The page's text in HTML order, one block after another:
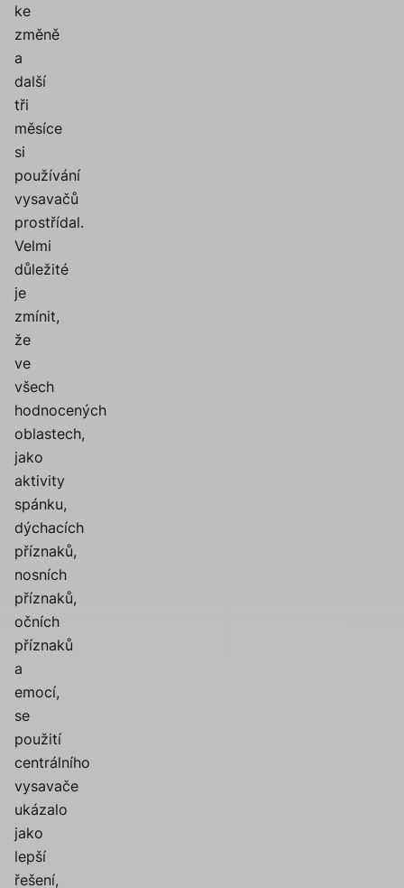
ke
změně
a
další
tři
měsíce
si
používání
vysavačů
prostřídal.
Velmi
důležité
je
zmínit,
že
ve
všech
hodnocených
oblastech,
jako
aktivity
spánku,
dýchacích
příznaků,
nosních
příznaků,
očních
příznaků
a
emocí,
se
použití
centrálního
vysavače
ukázalo
jako
lepší
řešení,